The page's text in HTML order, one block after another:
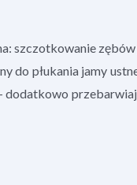
szczotkowanie
płukania jamy